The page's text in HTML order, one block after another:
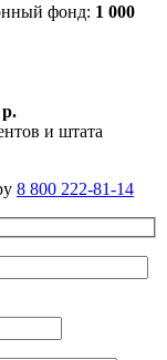
фонд: 1 000
р.
и штата
8 800 222-81-14